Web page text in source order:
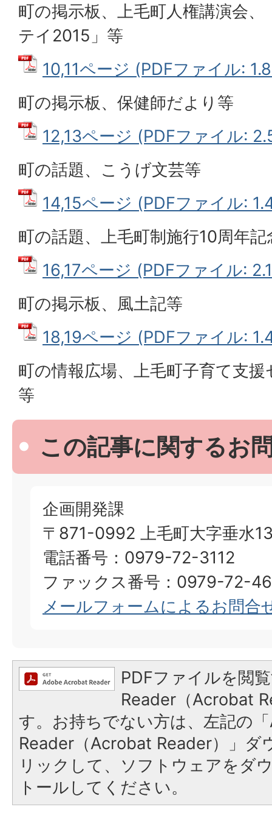
町の掲示板、上毛町人権講演会
テイ2015」等
10,11ページ (PDFファイル:
町の掲示板、保健師だより等
12,13ページ (PDFファイル:
町の話題、こうげ文芸等
14,15ページ (PDFファイル:
町の話題、上毛町制施行10周年記
16,17ページ (PDFファイル:
町の掲示板、風土記等
18,19ページ (PDFファイル:
町の情報広場、上毛町子育て支
等
この記事に関するお
企画開発課
〒871-0992 上毛町大字垂水
電話番号：0979-72-3112
ファックス番号：0979-72-
メールフォームによるお問合
PDFファイルを閲
Reader（Acrobat
す。お持ちでない方は、左記の
Reader（Acrobat Reader）」ダ
リックして、ソフトウェアをダ
トールしてください。